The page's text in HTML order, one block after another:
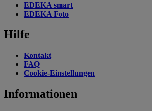
EDEKA smart
EDEKA Foto
Hilfe
Kontakt
FAQ
Cookie-Einstellungen
Informationen